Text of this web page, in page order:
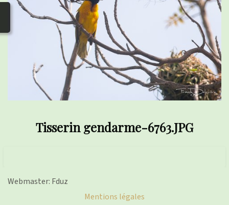
Nos activités▼
Adhérer/faire un don
Tisserin gendarme-6763.JPG
Webmaster: Fduz
Mentions légales